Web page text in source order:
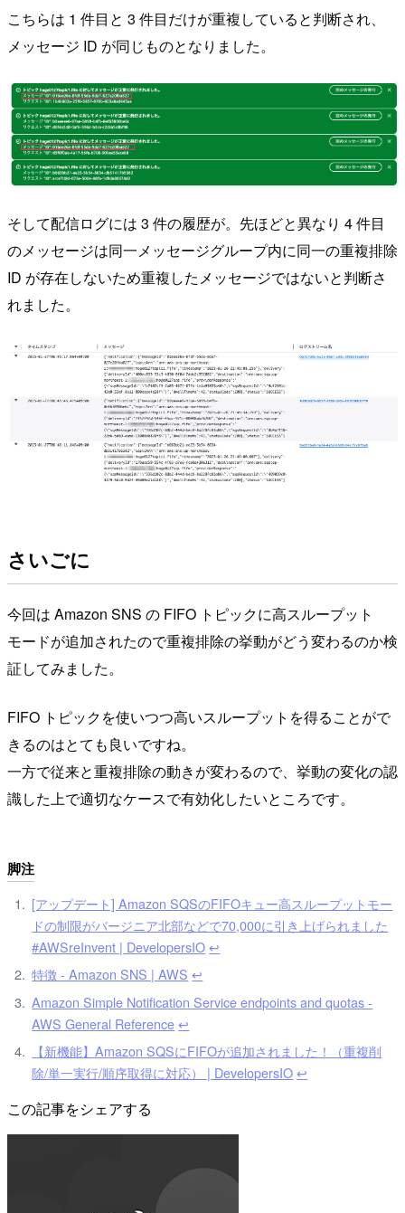
こちらは 1 件目と 3 件目だけが重複していると判断され、
メッセージ ID が同じものとなりました。
そして配信ログには 3 件の履歴が。先ほどと異なり 4 件目
のメッセージは同一メッセージグループ内に同一の重複排除
ID が存在しないため重複したメッセージではないと判断さ
れました。
さいごに
今回は Amazon SNS の FIFO トピックに高スループット
モードが追加されたので重複排除の挙動がどう変わるのか検
証してみました。
FIFO トピックを使いつつ高いスループットを得ることがで
きるのはとても良いですね。
一方で従来と重複排除の動きが変わるので、挙動の変化の認
識した上で適切なケースで有効化したいところです。
脚注
[アップデート] Amazon SQSのFIFOキュー高スループットモー
ドの制限がバージニア北部などで70,000に引き上げられました
#AWSreInvent | DevelopersIO ↩︎
特徴 - Amazon SNS | AWS ↩︎
Amazon Simple Notification Service endpoints and quotas -
AWS General Reference ↩︎
【新機能】Amazon SQSにFIFOが追加されました！（重複削
除/単一実行/順序取得に対応） | DevelopersIO ↩︎
この記事をシェアする